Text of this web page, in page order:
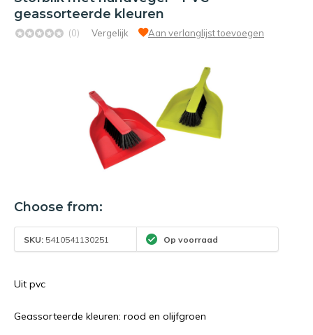
geassorteerde kleuren
(0) Vergelijk Aan verlanglijst toevoegen
Choose from:
SKU: 5410541130251 Op voorraad
Uit pvc
Geassorteerde kleuren: rood en olijfgroen